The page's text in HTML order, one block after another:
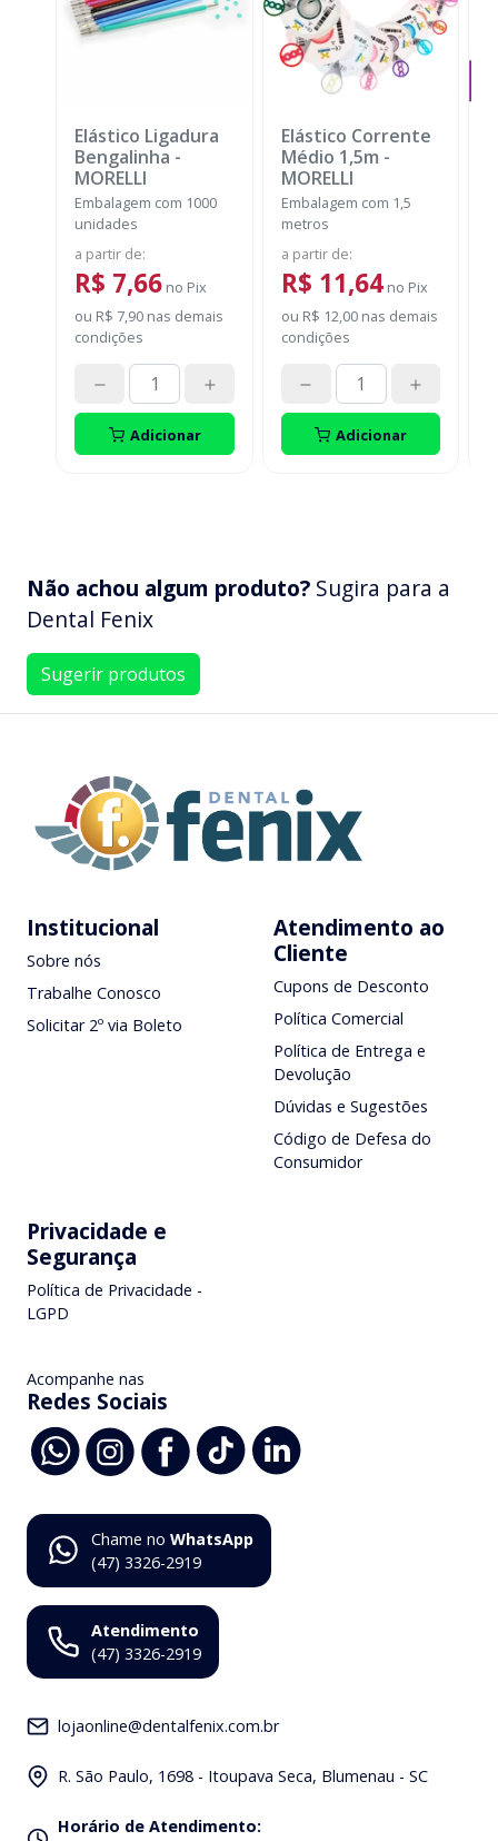
Elástico Ligadura
Bengalinha -
MORELLI
Embalagem com 1000
unidades
a partir de:
R$ 7,66 no Pix
ou R$ 7,90 nas demais
condições
Adicionar
Elástico Corrente
Médio 1,5m -
MORELLI
Embalagem com 1,5
metros
a partir de:
R$ 11,64 no Pix
ou R$ 12,00nas demais
condições
Adicionar
Não achou algum produto? Sugira para a
Dental Fenix
Sugerir produtos
Institucional
Sobre nós
Trabalhe Conosco
Solicitar 2º via Boleto
Atendimento ao
Cliente
Cupons de Desconto
Política Comercial
Política de Entrega e
Devolução
Dúvidas e Sugestões
Código de Defesa do
Consumidor
Privacidade e
Segurança
Política de Privacidade -
LGPD
Acompanhe nas
Redes Sociais
Chame no WhatsApp
(47) 3326-2919
Atendimento
(47) 3326-2919
lojaonline@dentalfenix.com.br
R. São Paulo, 1698 - Itoupava Seca, Blumenau - SC
Horário de Atendimento: